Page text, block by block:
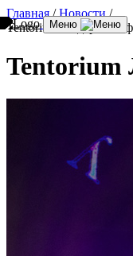
Меню
Главная / Новости /
Tentorium Лидерский
Tentorium